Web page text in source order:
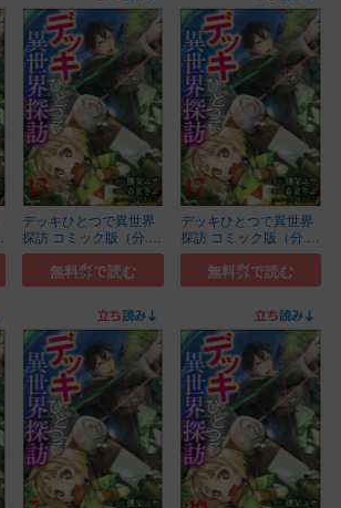
デッキひとつで異世界
探訪 コミック版（分...
(15)
無料㌽で読む
デッキひとつで異世界
探訪 コミック版（分...
(17)
無料㌽で読む